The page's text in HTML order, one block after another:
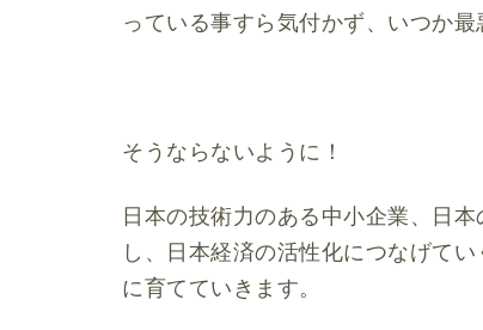
っている事すら気付かず、いつか
そうならないように！
日本の技術力のある中小企業、日
し、日本経済の活性化につなげて
に育てていきます。